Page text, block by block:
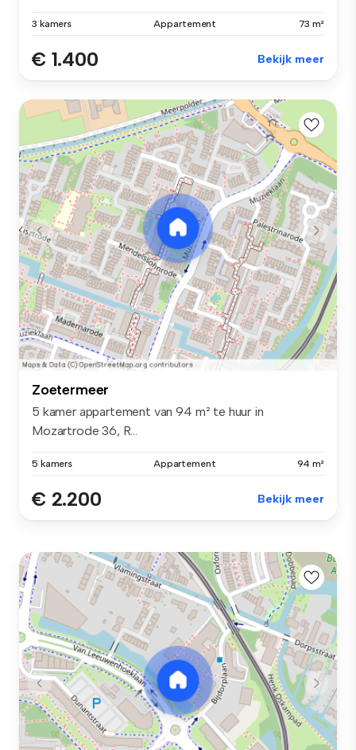
3 kamers Appartement 73 m²
€ 1.400 Bekijk meer
Zoetermeer
5 kamer appartement van 94 m² te huur in
Mozartrode 36, R...
5 kamers Appartement 94 m²
€ 2.200 Bekijk meer